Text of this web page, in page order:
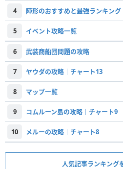
4 陣形のおすすめと最強ランキング
5 イベント攻略一覧
6 武装商船団問題の攻略
7 ヤウダの攻略｜チャート13
8 マップ一覧
9 コムルーン島の攻略｜チャート9
10 メルーの攻略｜チャート8
人気記事ランキング